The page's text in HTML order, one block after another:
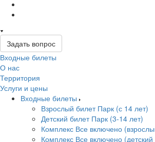
Задать вопрос
Входные билеты
О нас
Территория
Услуги и цены
Входные билеты
Взрослый билет Парк (с 14 лет)
Детский билет Парк (3-14 лет)
Комплекс Все включено
Комплекс Все включено